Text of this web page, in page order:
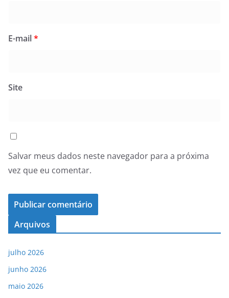
E-mail*
Site
Salvar meus dados neste navegador para a próxima
vez que eu comentar.
Arquivos
julho 2026
junho 2026
maio 2026